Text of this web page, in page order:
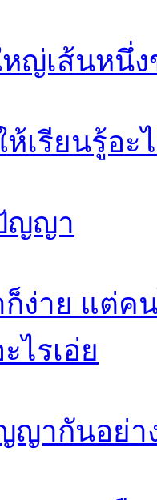
หญ่เส้นหนึ่
เรียนรู้อะ
ญญา
ก็ง่าย แต่ค
ไรเอ่ย
ญากันอย่า